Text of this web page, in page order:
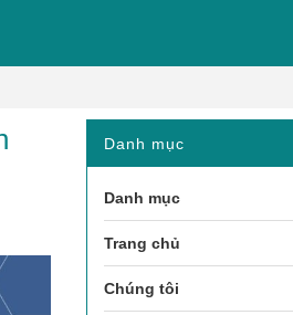
Danh mục
Danh mục
Trang chủ
Chúng tôi